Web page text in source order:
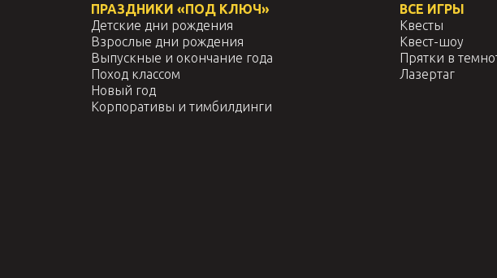
ВСЕ ИГРЫ
Квесты
Квест-шоу
Прятки в
Лазертаг
ПРАЗДНИКИ «ПОД КЛЮЧ»
Детские дни рождения
Взрослые дни рождения
Выпускные и окончание года
Поход классом
Новый год
Корпоративы и тимбилдинги